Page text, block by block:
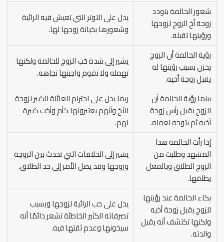
شعور الحالمة بتودد
زوجة أخ الزوج لزوجها
ورؤيتها تقبله.
يدل على التوتر التي تعيش فيه الرائية
وشعورها بخيانة زوجها لها.
رؤية الحالمة أن الزوج
يحزن بسبب رؤيتها له
يقبل زوجة أخيه.
يشير إلى شدة حُب الزوج للحالمة ولكنها
تهمله ولا تقوم واجبتها تجاهه.
بينما رؤية الحالمة أن
الزوج يقبل رأس زوجة
أخيه ثم يتوجه لعمله.
ربما يدل على احترام العائلة الكبير لزوجة
الأخ وأنهم يعتبرونها كأم وأخت كبيرة
لهم.
إذا رأت الحالمة هذا
المشهد وطلبت من
الزوج الطلاق وبالفعل
يطلقها.
يشير إلى الخلافات التي تحدث بين الزوجة
وزوجها وقد يصل الأمر إلى حد الطلاق.
بكاء الحالمة عند رؤيتها
للزوج يقبل زوجة أخيه
ولكنها تكتشف أنه يقبل
والدته.
يدل على حب الرائية لزوجها وبسبب
تصرفاته الكثير الخاطئة تشعر دائمًا أنه
سيخونها وعدم ثقتها فيه.